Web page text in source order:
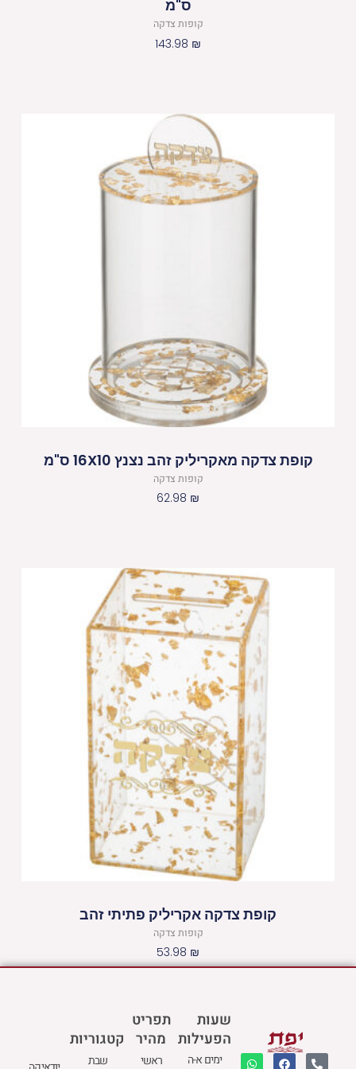
ס"מ
קופות צדקה
143.98 ₪
קופת צדקה מאקריליק זהב נצנץ 16X10 ס"מ
קופות צדקה
62.98 ₪
קופת צדקה אקריליק פתיתי זהב
קופות צדקה
53.98 ₪
שעות
הפעילות
ימים א-ה
תפריט
מהיר
ראשי P
F
W E
M
קטגוריות
שבת